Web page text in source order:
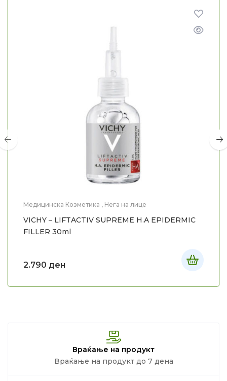
Медицинска Козметика , Нега на лице
VICHY – LIFTACTIV SUPREME H.A EPIDERMIC
FILLER 30ml
2.790 ден
Враќање на продукт
Враќање на продукт до 7 дена